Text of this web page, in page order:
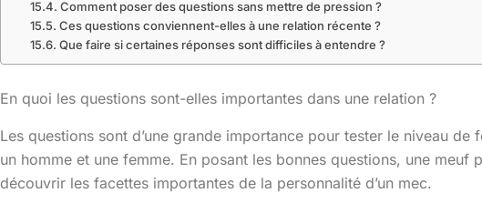
Comment poser des questions sans mettre de pression ?
Ces questions conviennent-elles à une relation récente ?
Que faire si certaines réponses sont difficiles à entendre ?
En quoi les questions sont-elles importantes dans une relation ?
Les questions sont d’une grande importance pour tester le niveau de
un homme et une femme. En posant les bonnes questions, une meuf
découvrir les facettes importantes de la personnalité d’un mec.